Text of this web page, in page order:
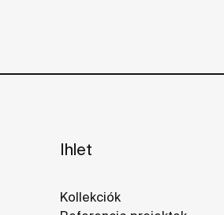
Ihlet
Kollekciók